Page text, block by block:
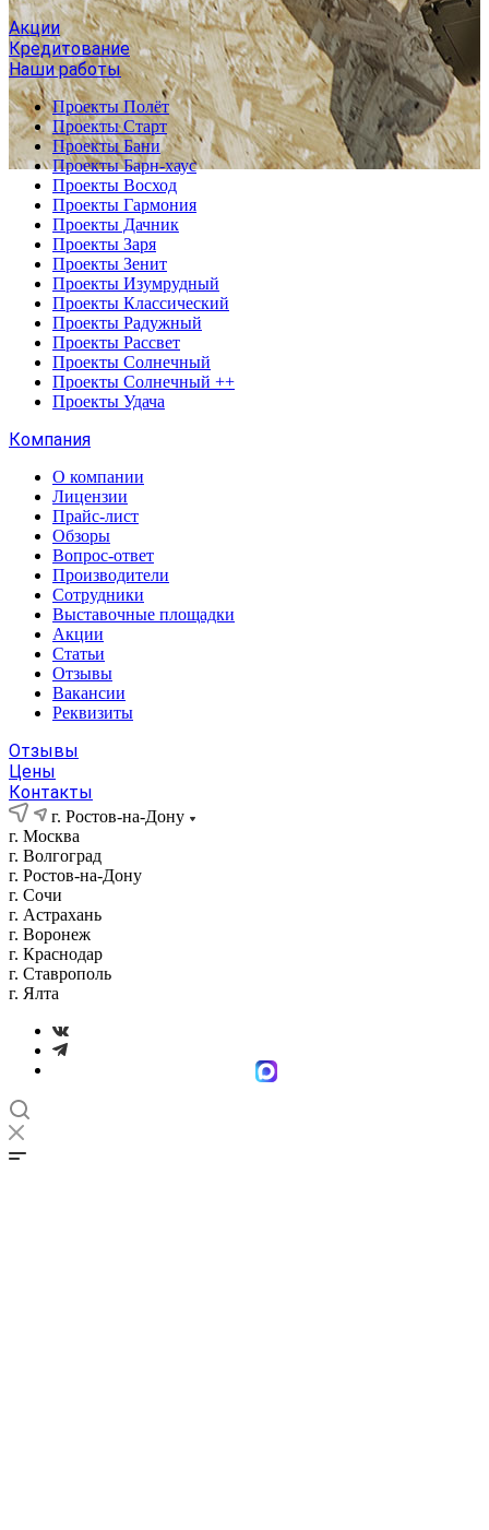
Акции
Кредитование
Наши работы
Проекты Полёт
Проекты Старт
Проекты Бани
Проекты Барн-хаус
Проекты Восход
Проекты Гармония
Проекты Дачник
Проекты Заря
Проекты Зенит
Проекты Изумрудный
Проекты Классический
Проекты Радужный
Проекты Рассвет
Проекты Солнечный
Проекты Солнечный ++
Проекты Удача
Компания
О компании
Лицензии
Прайс-лист
Обзоры
Вопрос-ответ
Производители
Сотрудники
Выставочные площадки
Акции
Статьи
Отзывы
Вакансии
Реквизиты
Отзывы
Цены
Контакты
г. Ростов-на-Дону
г. Москва
г. Волгоград
г. Ростов-на-Дону
г. Сочи
г. Астрахань
г. Воронеж
г. Краснодар
г. Ставрополь
г. Ялта